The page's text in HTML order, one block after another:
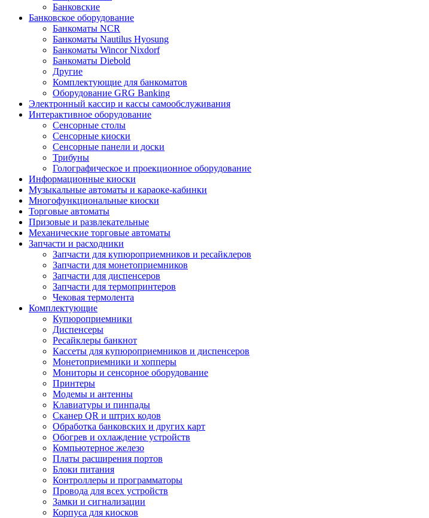
Банковские
Банковское оборудование
Банкоматы NCR
Банкоматы Nautilus Hyosung
Банкоматы Wincor Nixdorf
Банкоматы Diebold
Другие
Комплектующие для банкоматов
Оборудование GRG Banking
Электронный кассир и кассы самообслуживания
Интерактивное оборудование
Сенсорные столы
Сенсорные киоски
Сенсорные панели и доски
Трибуны
Голографическое и проекционное оборудование
Информационные киоски
Музыкальные автоматы и караоке-кабинки
Многофункциональные киоски
Торговые автоматы
Призовые и развлекательные
Механические торговые автоматы
Запчасти и расходники
Запчасти для купюроприемников и ресайклеров
Запчасти для монетоприемников
Запчасти для диспенсеров
Запчасти для термопринтеров
Чековая термолента
Комплектующие
Купюроприемники
Диспенсеры
Ресайклеры банкнот
Кассеты для купюроприемников и диспенсеров
Монетоприемники и хопперы
Мониторы и сенсорное оборудование
Принтеры
Модемы и антенны
Клавиатуры и пинпады
Сканер QR и штрих кодов
Обработка банковских и других карт
Обогрев и охлаждение устройств
Компьютерное железо
Платы расширения портов
Блоки питания
Контроллеры и программаторы
Провода для всех устройств
Замки и сигнализации
Корпуса для киосков